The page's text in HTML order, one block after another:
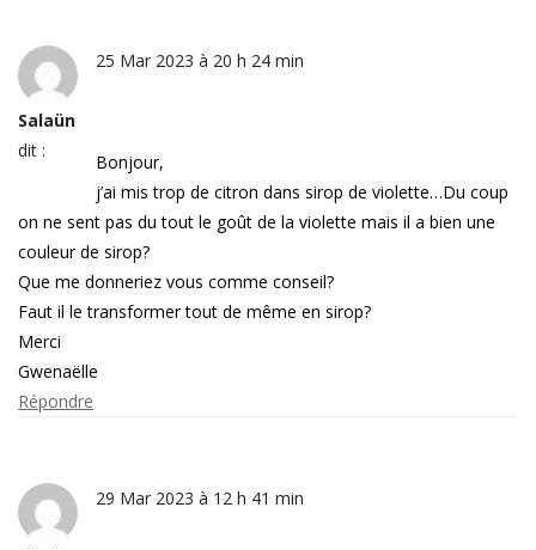
Salaün
dit :
25 Mar 2023 à 20 h 24 min
Bonjour,
j’ai mis trop de citron dans sirop de violette…Du coup
on ne sent pas du tout le goût de la violette mais il a bien une
couleur de sirop?
Que me donneriez vous comme conseil?
Faut il le transformer tout de même en sirop?
Merci
Gwenaëlle
Répondre
29 Mar 2023 à 12 h 41 min